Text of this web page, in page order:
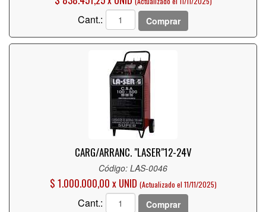
Cant.: Comprar
CARG/ARRANC. "LASER"12-24V
Código: LAS-0046
$ 1.000.000,00 x UNID (Actualizado el 11/11/2025)
Cant.: Comprar